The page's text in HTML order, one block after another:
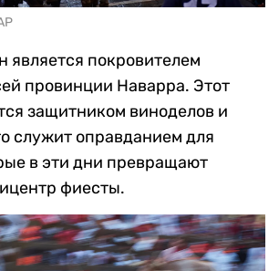
является покровителем
провинции Наварра. Этот
защитником виноделов и
служит оправданием для
в эти дни превращают
фиесты.